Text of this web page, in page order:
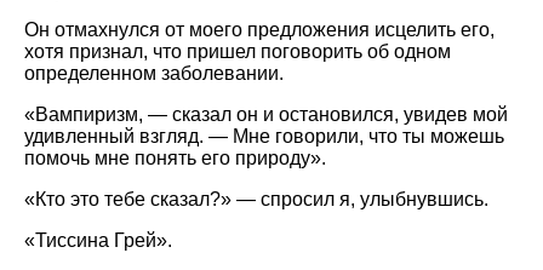
Он отмахнулся от моего предложения исцелить его,
хотя признал, что пришел поговорить об одном
определенном заболевании.
«Вампиризм, — сказал он и остановился, увидев мой
удивленный взгляд. — Мне говорили, что ты можешь
помочь мне понять его природу».
«Кто это тебе сказал?» — спросил я, улыбнувшись.
«Тиссина Грей».